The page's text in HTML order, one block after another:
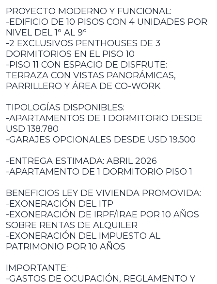
PROYECTO MODERNO Y FUNCIONAL:
-EDIFICIO DE 10 PISOS CON 4 UNIDADES POR
NIVEL DEL 1º AL 9º
-2 EXCLUSIVOS PENTHOUSES DE 3
DORMITORIOS EN EL PISO 10
-PISO 11 CON ESPACIO DE DISFRUTE:
TERRAZA CON VISTAS PANORÁMICAS,
PARRILLERO Y ÁREA DE CO-WORK
TIPOLOGÍAS DISPONIBLES:
-APARTAMENTOS DE 1 DORMITORIO DESDE
USD 138.780
-GARAJES OPCIONALES DESDE USD 19.500
-ENTREGA ESTIMADA: ABRIL 2026
-APARTAMENTO DE 1 DORMITORIO PISO 1
BENEFICIOS LEY DE VIVIENDA PROMOVIDA:
-EXONERACIÓN DEL ITP
-EXONERACIÓN DE IRPF/IRAE POR 10 AÑOS
SOBRE RENTAS DE ALQUILER
-EXONERACIÓN DEL IMPUESTO AL
PATRIMONIO POR 10 AÑOS
IMPORTANTE:
-GASTOS DE OCUPACIÓN, REGLAMENTO Y